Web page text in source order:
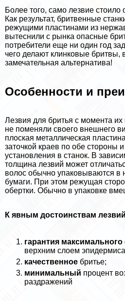
Более того, само лезвие стоило
Как результат, бритвенные
режущими пластинами из
вытеснили с рынка опасные
потребители еще ни один год
чего делают клинковые бритвы,
замечательная альтернатива!
Особенности и
Лезвия для бритья с момента их
не поменяли своего внешнего
плоская металлическая
заточкой краев по обе стороны
установления в станок. В
толщина лезвий может
волос обычно упаковываются в
бумаги. При этом режущая
обертки. Обычно в упаковке
К явным достоинствам
гарантия
верхним слоем
качественное бритье;
минимальный процент
раздражений